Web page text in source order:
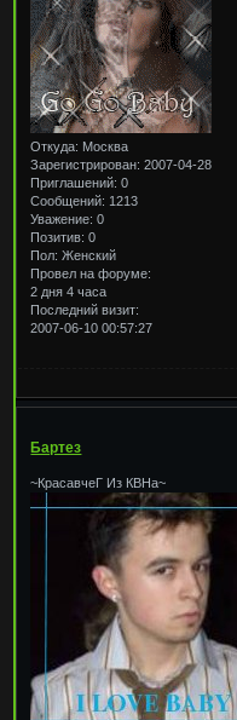
Откуда: Москва
Зарегистрирован: 2007-04-28
Приглашений: 0
Сообщений: 1213
Уважение: 0
Позитив: 0
Пол: Женский
Провел на форуме:
2 дня 4 часа
Последний визит:
2007-06-10 00:57:27
Бартез
~КрасавчеГ Из КВНа~